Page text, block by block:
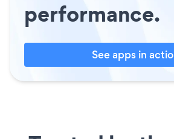
performance.
See apps in